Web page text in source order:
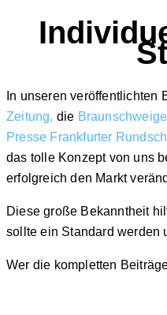
In unseren veröffentlichten
Zeitung, die
Presse Frankfurter
das tolle Konzept von uns
erfolgreich den Markt
Diese große Bekanntheit
sollte ein Standard werden
Wer die kompletten